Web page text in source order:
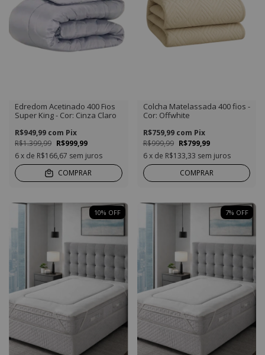
Edredom Acetinado 400 Fios
Super King - Cor: Cinza Claro
R$1.399,99 R$999,99
R$949,99 com Pix
6x de R$166,67 sem juros
COMPRAR
Colcha Matelassada 400 fios -
Cor: Offwhite
R$999,99 R$799,99
R$759,99 com Pix
6 x de R$133,33 sem juros
COMPRAR
10% OFF 7% OFF